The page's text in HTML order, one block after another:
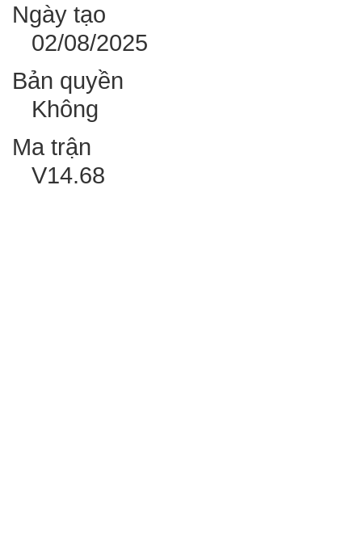
Ngày tạo
02/08/2025
Bản quyền
Không
Ma trận
V14.68